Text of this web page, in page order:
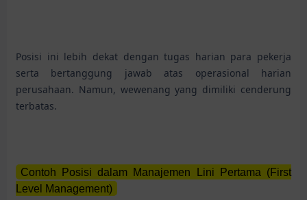
Posisi ini lebih dekat dengan tugas harian para pekerja
serta bertanggung jawab atas operasional harian
perusahaan. Namun, wewenang yang dimiliki cenderung
terbatas.
Contoh Posisi dalam Manajemen Lini Pertama (First
Level Management)